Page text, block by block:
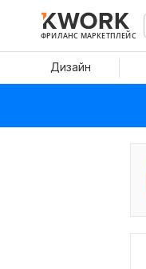
ФРИЛАНС МАРКЕТПЛЕЙС
Дизайн